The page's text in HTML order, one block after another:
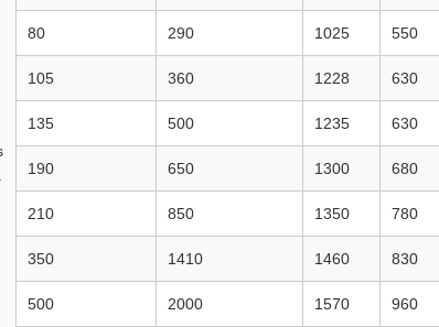
80 290 1025 550
105 360 1228 630
135 500 1235 630
190 650 1300 680
210 850 1350 780
350 1410 1460 830
500 2000 1570 960